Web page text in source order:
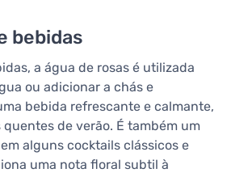
bebidas
a água de rosas é utilizada
ou adicionar a chás e
bebida refrescante e calmante,
de verão. É também um
alguns cocktails clássicos e
uma nota floral subtil à